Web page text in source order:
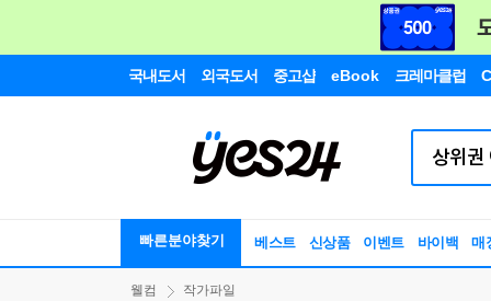
국내도서 외국도서 중고샵 eBook 크레마클럽
빠른분야찾기 베스트 신상품 이벤트 바이백 매
웰컴 작가파일